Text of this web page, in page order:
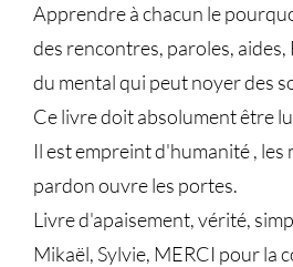
Apprendre à chacun le
des rencontres, paroles,
du mental qui peut noyer des
Ce livre doit absolument être
Il est empreint d'humanité ,
pardon ouvre les portes.
Livre d'apaisement, vérité,
Mikaël, Sylvie, MERCI pour la